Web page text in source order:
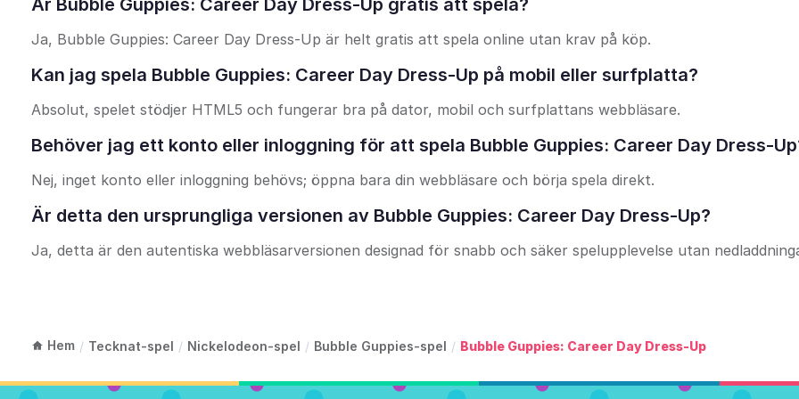
Är Bubble Guppies: Career Day Dress-Up gratis att spela?
Ja, Bubble Guppies: Career Day Dress-Up är helt gratis att spela online utan krav på köp.
Kan jag spela Bubble Guppies: Career Day Dress-Up på mobil eller surfplatta?
Absolut, spelet stödjer HTML5 och fungerar bra på dator, mobil och surfplattans webbläsare.
Behöver jag ett konto eller inloggning för att spela Bubble Guppies: Career Day Dress-
Nej, inget konto eller inloggning behövs; öppna bara din webbläsare och börja spela direkt.
Är detta den ursprungliga versionen av Bubble Guppies: Career Day Dress-Up?
Ja, detta är den autentiska webbläsarversionen designad för snabb och säker spelupplevelse utan
Hem / Tecknat-spel / Nickelodeon-spel / Bubble Guppies-spel / Bubble Guppies: Career Day Dress-Up